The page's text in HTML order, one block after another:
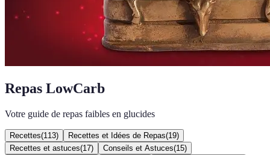
Repas LowCarb
Votre guide de repas faibles en glucides
Recettes(113) Recettes et Idées de Repas(19)
Recettes et astuces(17) Conseils et Astuces(15)